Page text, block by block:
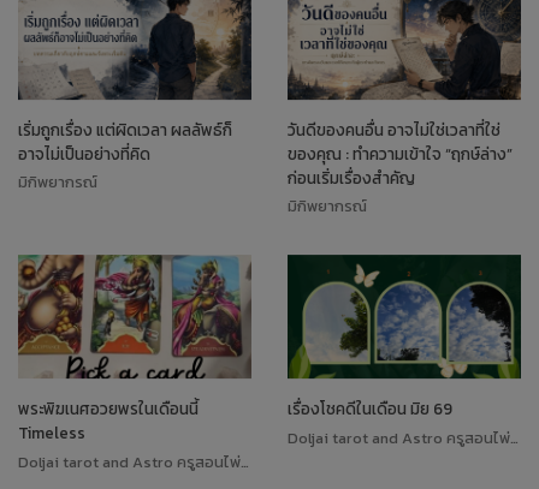
เริ่มถูกเรื่อง แต่ผิดเวลา ผลลัพธ์ก็
อาจไม่เป็นอย่างที่คิด
มิกิพยากรณ์
วันดีของคนอื่น อาจไม่ใช่เวลาที่ใช่
ของคุณ : ทำความเข้าใจ “ฤกษ์ล่าง”
ก่อนเริ่มเรื่องสำคัญ
มิกิพยากรณ์
พระพิฆเนศอวยพรในเดือนนี้
Timeless
Doljai tarot and Astro ครูสอนไพ่ทาโรต์
เรื่องโชคดีในเดือน มิย 69
Doljai tarot and Astro ครูสอนไพ่ทาโรต์